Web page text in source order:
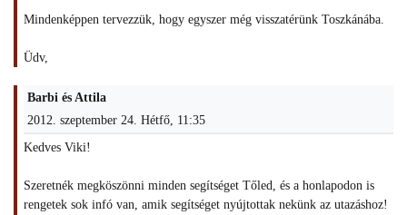
Mindenképpen tervezzük, hogy egyszer még visszatérünk Toszkánába.
Üdv,
Barbi és Attila
2012. szeptember 24. Hétfő, 11:35
Kedves Viki!
Szeretnék megköszönni minden segítséget Tőled, és a honlapodon is
rengetek sok infó van, amik segítséget nyújtottak nekünk az utazáshoz!